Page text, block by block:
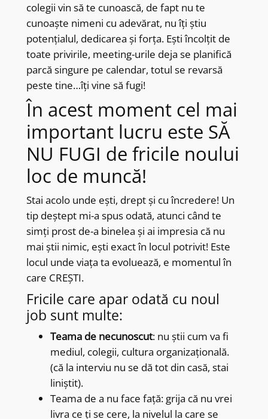
colegii vin să te cunoască, de fapt nu te
cunoaște nimeni cu adevărat, nu îți știu
potențialul, dedicarea și forța. Ești încolțit de
toate privirile, meeting-urile deja se planifică
parcă singure pe calendar, totul se revarsă
peste tine…îți vine să fugi!
În acest moment cel mai
important lucru este SĂ
NU FUGI de fricile noului
loc de muncă!
Stai acolo unde ești, drept și cu încredere! Un
tip deștept mi-a spus odată, atunci când te
simți prost de-a binelea și ai impresia că nu
mai știi nimic, ești exact în locul potrivit! Este
locul unde viața ta evoluează, e momentul în
care CREȘTI.
Fricile care apar odată cu noul
job sunt multe:
Teama de necunoscut: nu știi cum va fi
mediul, colegii, cultura organizațională.
(că la interviu nu se dă tot din casă, stai
liniștit).
Teama de a nu face față: grija că nu vrei
livra ce ți se cere, la nivelul la care se